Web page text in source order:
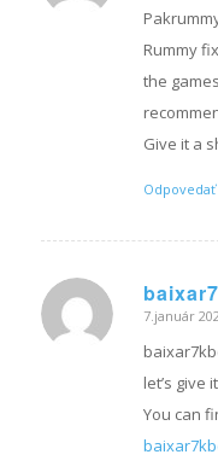
Rummy
the
Give it a
Odpovedať
hovorí:
7.január
let’s give
You can